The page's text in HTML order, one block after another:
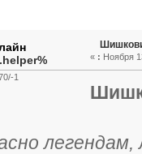
1
« : Ноября